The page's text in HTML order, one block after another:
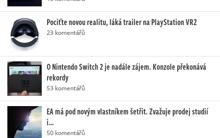
Pociťte novou realitu, láká trailer na PlayStation VR2
23 komentářů
O Nintendo Switch 2 je nadále zájem. Konzole překonává
rekordy
53 komentářů
EA má pod novým vlastníkem šetřit. Zvažuje prodej studií
i…
50 komentářů